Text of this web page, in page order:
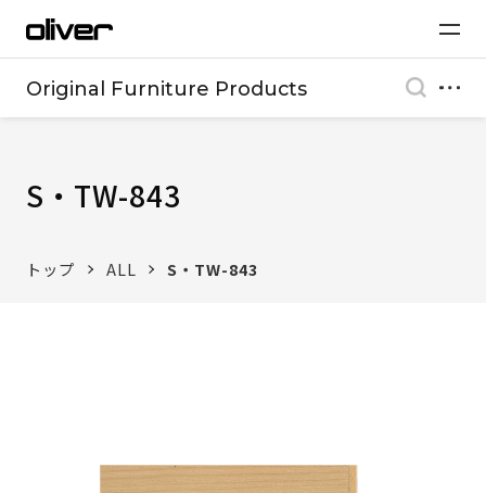
Original Furniture Products
S・TW-843
トップ ALL S・TW-843